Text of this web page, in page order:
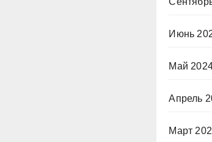
Июнь
Май
Апрель
Март